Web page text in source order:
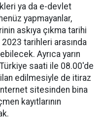
ya da e-devlet
yapmayanlar,
askıya çıkma tarihi
tarihleri arasında
Ayrıca yarın
saati ile 08.00'de
edilmesiyle de itiraz
sitesinden bina
kayıtlarının